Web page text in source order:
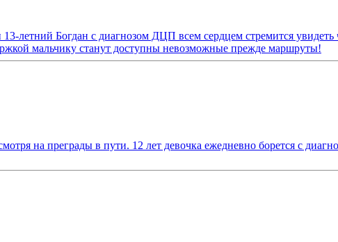
летний Богдан с диагнозом ДЦП всем сердцем стремится
мальчику станут доступны невозможные прежде маршруты!
на преграды в пути. 12 лет девочка ежедневно борется с